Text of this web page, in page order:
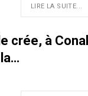
LIRE LA SUITE...
crée, à